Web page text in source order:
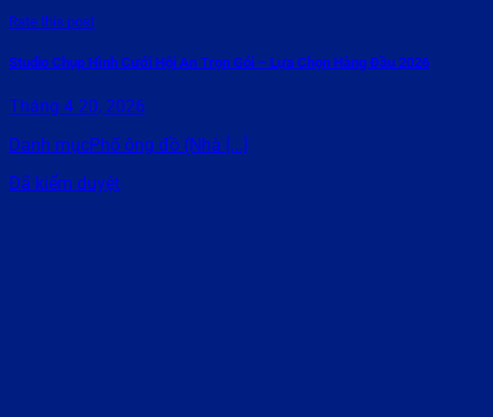
Rate this post
Studio Chụp Hình Cưới Hội An Trọn Gói – Lựa Chọn Hàng Đầu 2026
Tháng 4 20, 2026
Danh mụcPhố ông đồ (Nhà [...]
Đã kiểm duyệt